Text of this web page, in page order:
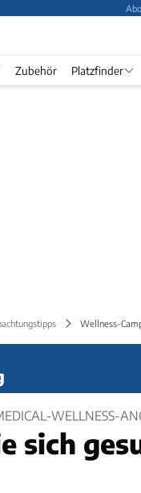
Abo
Zubehör Platzfinder
Wellness-
WELLNESS-
sich